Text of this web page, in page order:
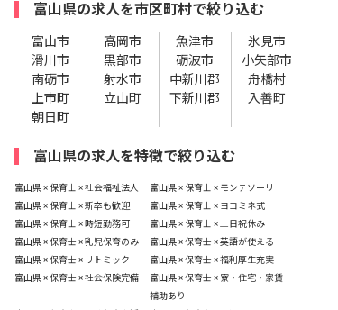
富山県の求人を市区町村で絞り込む
富山市 高岡市 魚津市
氷見市
滑川市
黒部市 砺波市
小矢部市
南砺市
射水市 中新川郡
舟橋村
上市町
立山町 下新川郡
入善町
朝日町
富山県の求人を特徴で絞り込む
富山県 × 保育士 × 社会福祉法人
富山県 × 保育士 × モンテソーリ
富山県 × 保育士 × 新卒も歓迎
富山県 × 保育士 × ヨコミネ式
富山県 × 保育士 × 時短勤務可
富山県 × 保育士 × 土日祝休み
富山県 × 保育士 × 乳児保育のみ
富山県 × 保育士 × 英語が使える
富山県 × 保育士 × リトミック
富山県 × 保育士 × 福利厚生充実
富山県 × 保育士 × 社会保険完備
富山県 × 保育士 × 寮・住宅・家賃
補助あり